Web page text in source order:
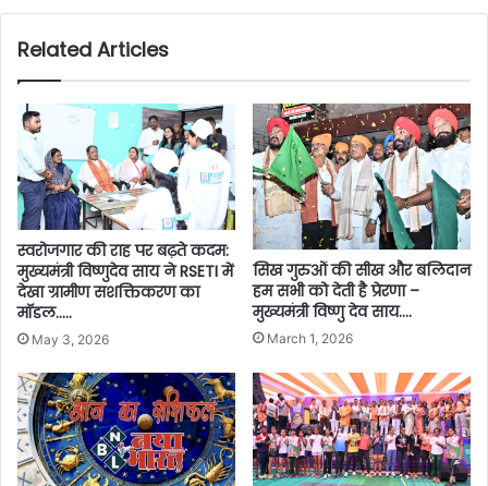
Related Articles
स्वरोजगार की राह पर बढ़ते कदम:
मुख्यमंत्री विष्णुदेव साय ने RSETI में
देखा ग्रामीण सशक्तिकरण का
मॉडल…..
May 3, 2026
सिख गुरुओं की सीख और बलिदान
हम सभी को देती है प्रेरणा –
मुख्यमंत्री विष्णु देव साय….
March 1, 2026